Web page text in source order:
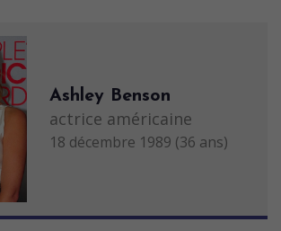
Ashley Benson
actrice américaine
18 décembre 1989 (36 ans)